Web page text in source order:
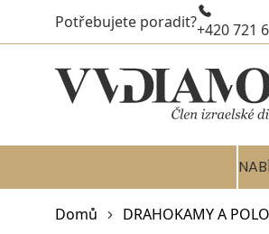
Potřebujete poradit?+420 721
Domů DRAHOKAMY A